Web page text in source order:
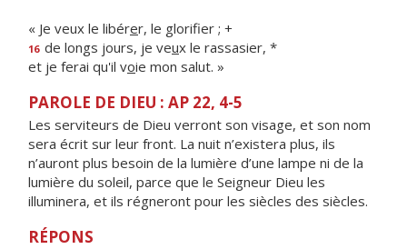
« Je veux le libérer, le glorifier ; +
16 de longs jours, je veux le rassasier, *
et je ferai qu'il voie mon salut. »
PAROLE DE DIEU : AP 22, 4-5
Les serviteurs de Dieu verront son visage, et son nom
sera écrit sur leur front. La nuit n’existera plus, ils
n’auront plus besoin de la lumière d’une lampe ni de la
lumière du soleil, parce que le Seigneur Dieu les
illuminera, et ils régneront pour les siècles des siècles.
RÉPONS